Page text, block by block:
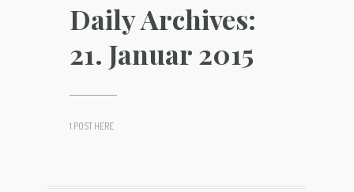
Daily Archives:
21. Januar 2015
1 POST HERE